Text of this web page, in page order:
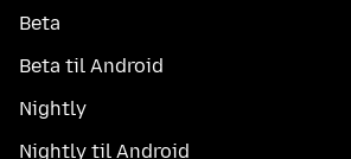
Beta
Beta til Android
Nightly
Nightly til Android